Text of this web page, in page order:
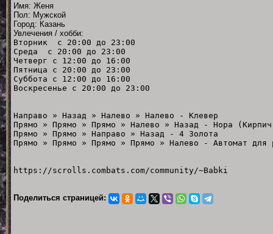
Имя: Женя
Пол: Мужской
Город: Казань
Увлечения / хобби:
Вторник с 20:00 до 23:00
Среда с 20:00 до 23:00
Четверг с 12:00 до 16:00
Пятница с 20:00 до 23:00
Суббота с 12:00 до 16:00
Воскресенье с 20:00 до 23:00
Направо » Назад » Налево » Налево - Клевер
Прямо » Прямо » Прямо » Налево » Назад - Нора
Прямо » Прямо » Направо » Назад - 4 Золота
Прямо » Прямо » Прямо » Прямо » Налево - Автомат для
https://scrolls.combats.com/community/~Babki
Поделиться страницей: